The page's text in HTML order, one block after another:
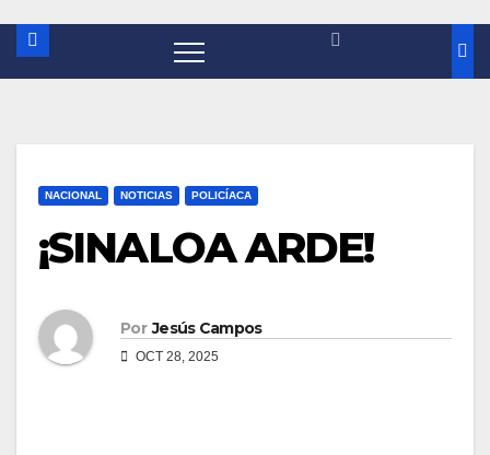
c
NACIONAL NOTICIAS POLICÍACA
¡SINALOA ARDE!
Por Jesús Campos
OCT 28, 2025